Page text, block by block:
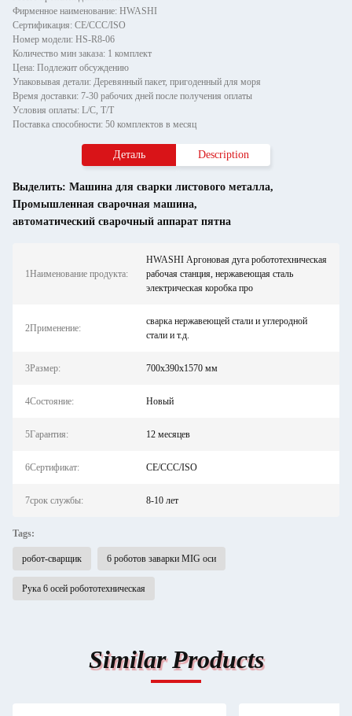
Фирменное наименование: HWASHI
Сертификация: CE/CCC/ISO
Номер модели: HS-R8-06
Количество мин заказа: 1 комплект
Цена: Подлежит обсуждению
Упаковывая детали: Деревянный пакет, пригоденный для моря
Время доставки: 7-30 рабочих дней после получения оплаты
Условия оплаты: L/C, T/T
Поставка способности: 50 комплектов в месяц
Деталь Description
Выделить: Машина для сварки листового металла,
Промышленная сварочная машина,
автоматический сварочный аппарат пятна
1Наименование продукта:
HWASHI Аргоновая дуга робототехническая
рабочая станция, нержавеющая сталь
электрическая коробка про
2Применение:
сварка нержавеющей стали и углеродной
стали и т.д.
3Размер: 700х390х1570 мм
4Состояние: Новый
5Гарантия: 12 месяцев
6Сертификат: CE/CCC/ISO
7срок службы: 8-10 лет
Tags:
робот-сварщик 6 роботов заварки MIG оси
Рука 6 осей робототехническая
Similar Products